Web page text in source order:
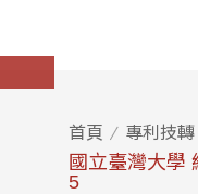
首頁 專利技轉
國立臺灣大學
5